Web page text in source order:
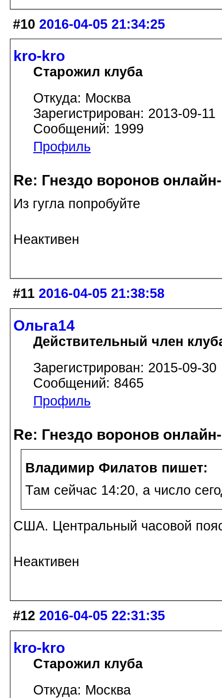
#10 2016-04-05 21:34:25
kro-kro
Старожил клуба
Откуда: Москва
Зарегистрирован: 2013-09-11
Сообщений: 1999
Профиль
Re: Гнездо воронов
Из гугла попробуйте
Неактивен
#11 2016-04-05 21:38:58
Ольга14
Действительный член
Зарегистрирован: 2015-09-30
Сообщений: 8465
Профиль
Re: Гнездо воронов
Владимир Филатов пишет:
Там сейчас 14:20, а число
США. Центральный часовой
Неактивен
#12 2016-04-05 22:31:35
kro-kro
Старожил клуба
Откуда: Москва